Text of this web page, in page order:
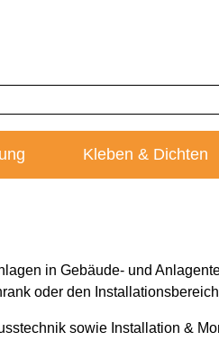
Kleben & Dichten
in Gebäude- und
oder den
sowie Installation &